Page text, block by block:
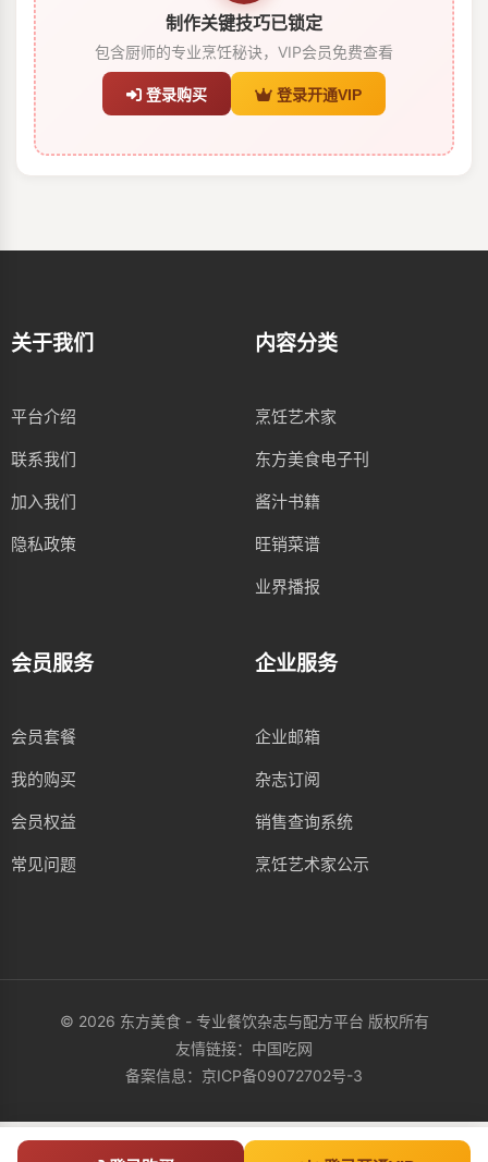
制作关键技巧已锁定
包含厨师的专业烹饪秘诀，VIP会员免费查看
登录购买 登录开通VIP
关于我们
平台介绍
联系我们
加入我们
隐私政策
内容分类
烹饪艺术家
东方美食电子刊
酱汁书籍
旺销菜谱
业界播报
会员服务
会员套餐
我的购买
会员权益
常见问题
企业服务
企业邮箱
杂志订阅
销售查询系统
烹饪艺术家公示
© 2026 东方美食 - 专业餐饮杂志与配方平台 版权所有
友情链接： 中国吃网
备案信息： 京ICP备09072702号-3